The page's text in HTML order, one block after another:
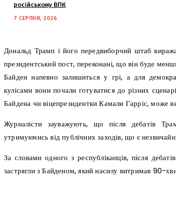
російському ВПК
7 СЕРПНЯ, 2026
Дональд Трамп і його передвиборчий штаб
президентський пост, переконані, що він буде
Байден напевно залишиться у грі, а для
кулісами вони почали готуватися до різних
Байдена чи віцепрезидентки Камали Гарріс, може
Журналісти зауважують, що після дебатів
утримуючись від публічних заходів, що є
За словами одного з республіканців, після
застрягли з Байденом, який насилу витримав 90-